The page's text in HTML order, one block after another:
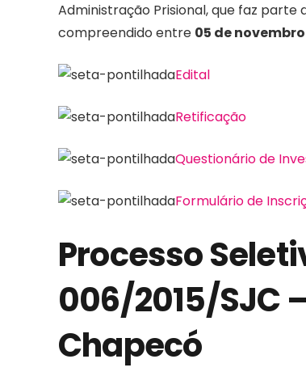
Administração Prisional, que faz
compreendido entre 05 de
Edital
Retificação
Questionário de
Formulário de
Processo
006/2015/SJC
Chapecó